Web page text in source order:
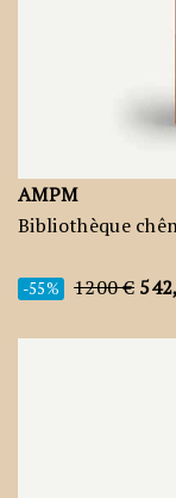
AMPM
Bibliothèque
-55% 1200 €